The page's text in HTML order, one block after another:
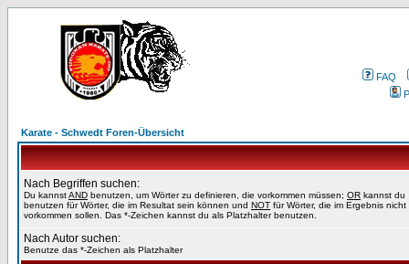
FAQ
Karate - Schwedt Foren-Übersicht
Nach Begriffen suchen:
Du kannstAND benutzen, um Wörter zu definieren, die vorkommen müssen; OR kannst du
benutzen für Wörter, die im Resultat sein können und NOT für Wörter, die im Ergebnis nicht
vorkommen sollen. Das *-Zeichen kannst du als Platzhalter benutzen.
Nach Autor suchen:
Benutze das *-Zeichen als Platzhalter